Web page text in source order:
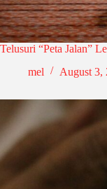
Telusuri “Peta Jalan”
mel
August 3,